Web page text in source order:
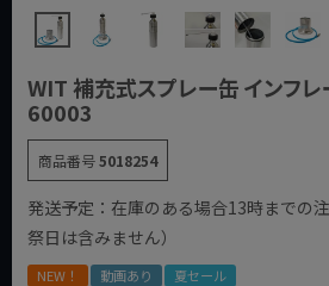
WIT 補充式スプレー缶 インフレ
60003
商品番号5018254
発送予定：在庫のある場合13時までの
祭日は含みません）
NEW！ 動画あり 夏セール